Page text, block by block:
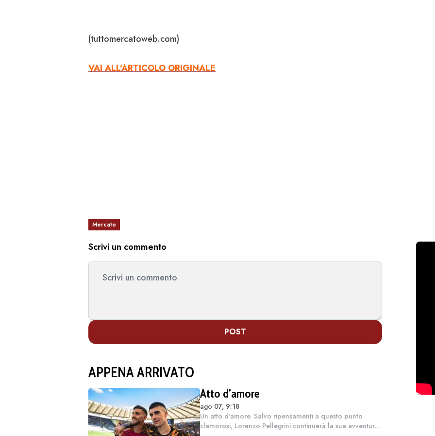
(tuttomercatoweb.com)
VAI ALL'ARTICOLO ORIGINALE
Mercato
Scrivi un commento
POST
APPENA ARRIVATO
Atto d’amore
ago 07, 9:18
Un atto d'amore. Salvo ripensamenti a questo punto
clamorosi, Lorenzo Pellegrini continuerà la sua avventura